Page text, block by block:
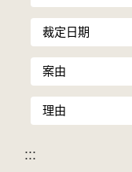
裁定日期
案由
理由
:::